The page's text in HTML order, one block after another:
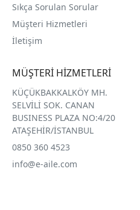
Sıkça Sorulan Sorular
Müşteri Hizmetleri
İletişim
MÜŞTERİ HİZMETLERİ
KÜÇÜKBAKKALKÖY MH.
SELVİLİ SOK. CANAN
BUSINESS PLAZA NO:4/20
ATAŞEHİR/İSTANBUL
0850 360 4523
info@e-aile.com